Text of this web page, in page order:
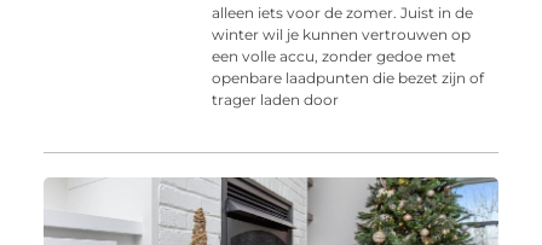
alleen iets voor de zomer. Juist in de
winter wil je kunnen vertrouwen op
een volle accu, zonder gedoe met
openbare laadpunten die bezet zijn of
trager laden door